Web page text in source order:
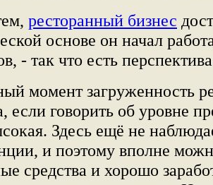
ресторанный бизнес
основе он начал
- так что есть
момент загруженность
если говорить об уровне
Здесь ещё не
и поэтому вполне
средства и хорошо